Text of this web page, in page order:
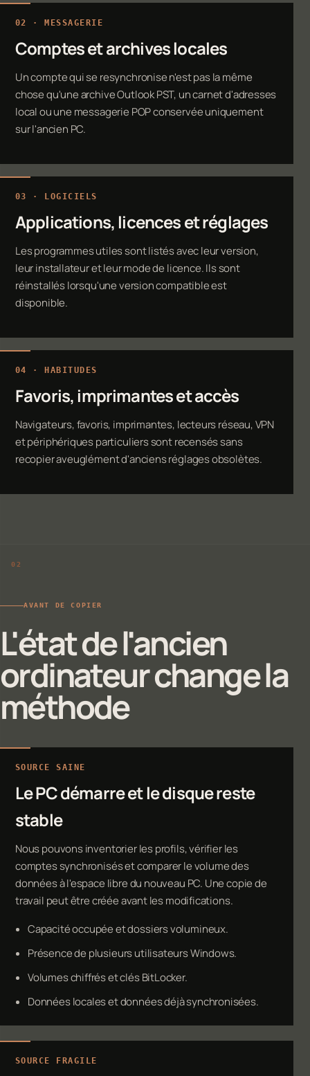
02 · MESSAGERIE
Comptes et archives locales
Un compte qui se resynchronise n'est pas la même
chose qu'une archive Outlook PST, un carnet d'adresses
local ou une messagerie POP conservée uniquement
sur l'ancien PC.
03 · LOGICIELS
Applications, licences et réglages
Les programmes utiles sont listés avec leur version,
leur installateur et leur mode de licence. Ils sont
réinstallés lorsqu'une version compatible est
disponible.
04 · HABITUDES
Favoris, imprimantes et accès
Navigateurs, favoris, imprimantes, lecteurs réseau, VPN
et périphériques particuliers sont recensés sans
recopier aveuglément d'anciens réglages obsolètes.
AVANT DE COPIER
L'état de l'ancien
ordinateur change la
méthode
SOURCE SAINE
Le PC démarre et le disque reste
stable
Nous pouvons inventorier les profils, vérifier les
comptes synchronisés et comparer le volume des
données à l'espace libre du nouveau PC. Une copie de
travail peut être créée avant les modifications.
Capacité occupée et dossiers volumineux.
Présence de plusieurs utilisateurs Windows.
Volumes chiffrés et clés BitLocker.
Données locales et données déjà synchronisées.
SOURCE FRAGILE